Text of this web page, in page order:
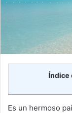
Índice
Es un hermoso